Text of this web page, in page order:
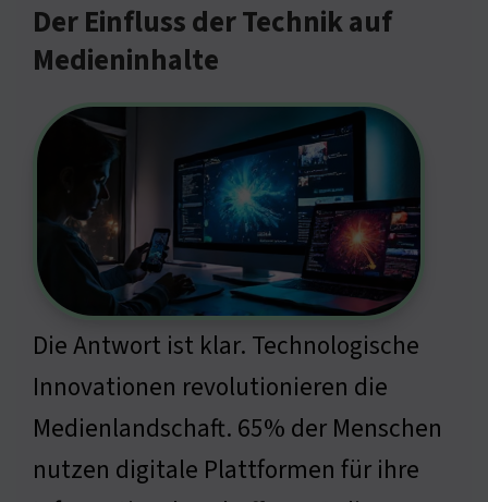
Der Einfluss der Technik auf
Medieninhalte
Die Antwort ist klar. Technologische
Innovationen revolutionieren die
Medienlandschaft. 65% der Menschen
nutzen digitale Plattformen für ihre